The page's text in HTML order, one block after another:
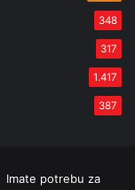
348
317
1.417
387
Imate potrebu za